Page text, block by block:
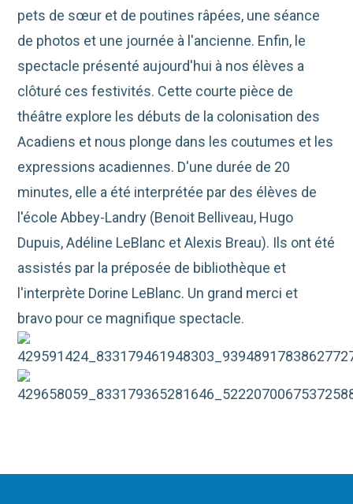
pets de sœur et de poutines râpées, une séance
de photos et une journée à l'ancienne. Enfin, le
spectacle présenté aujourd'hui à nos élèves a
clôturé ces festivités. Cette courte pièce de
théâtre explore les débuts de la colonisation des
Acadiens et nous plonge dans les coutumes et les
expressions acadiennes. D'une durée de 20
minutes, elle a été interprétée par des élèves de
l'école Abbey-Landry (Benoit Belliveau, Hugo
Dupuis, Adéline LeBlanc et Alexis Breau). Ils ont été
assistés par la préposée de bibliothèque et
l'interprète Dorine LeBlanc. Un grand merci et
bravo pour ce magnifique spectacle.